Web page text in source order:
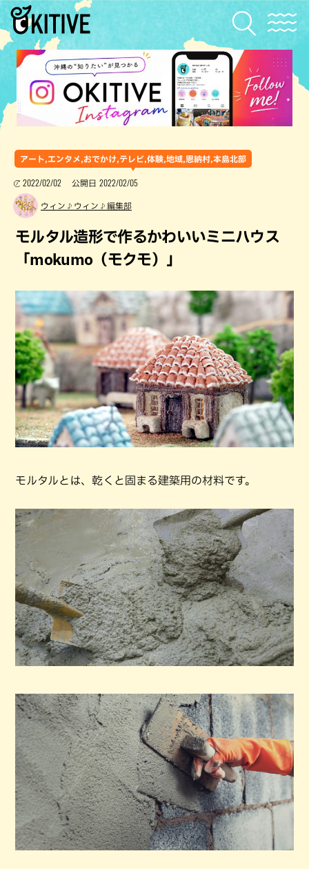
アート,エンタメ,おでかけ,テレビ,体験,地域,恩納村,本島北部
2022/02/02 公開日 2022/02/05
ウィン♪ウィン♪編集部
モルタル造形で作るかわいいミニハウス
「mokumo（モクモ）」
モルタルとは、乾くと固まる建築用の材料です。